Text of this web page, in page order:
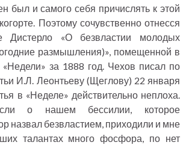
был и самого себя причислять к этой
Поэтому сочувственно отнесся
«О безвластии молодых
размышления)», помещенной в
за 1888 год. Чехов писал по
И.Л. Леонтьеву (Щеглову) 22 января
в «Неделе» действительно неплоха.
о нашем бессилии, которое
назвал безвластием, приходили и мне
талантах много фосфора, по нет